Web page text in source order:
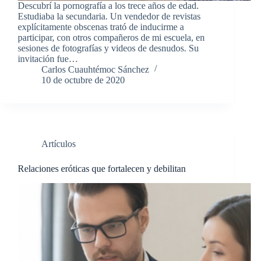
Descubrí la pornografía a los trece años de edad.
Estudiaba la secundaria. Un vendedor de revistas
explícitamente obscenas trató de inducirme a
participar, con otros compañeros de mi escuela, en
sesiones de fotografías y videos de desnudos. Su
invitación fue…
Carlos Cuauhtémoc Sánchez
10 de octubre de 2020
Artículos
Relaciones eróticas que fortalecen y debilitan